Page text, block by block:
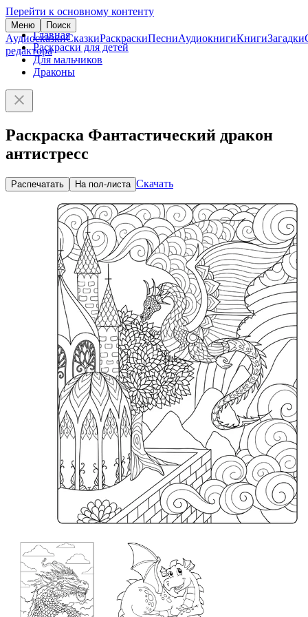
Перейти к основному контенту
Меню Поиск
АудиосказкиСказкиРаскраскиПесниАудиокнигиКнигиЗагадки
редактора
Главная
Раскраски для детей
Для мальчиков
Драконы
Раскраска Фантастический дракон
антистресс
Распечатать На пол-листа Скачать